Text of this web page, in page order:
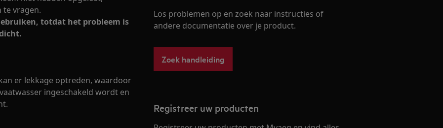
te vragen.
totdat het probleem is
er lekkage optreden, waardoor
ingeschakeld wordt en
Los problemen op en zoek naar instructies of
andere documentatie over je product.
Zoek handleiding
Registreer uw producten